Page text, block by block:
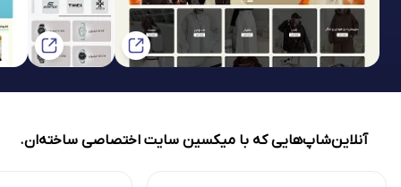
آنلاین‌شاپ‌هایی که با میکسین سایت اختصاصی ساخته‌ان.